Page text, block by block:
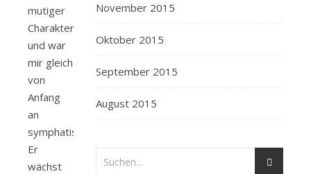
mutiger
Charakter
und war
mir gleich
von
Anfang
an
symphatisch.
Er
wächst
November 2015
Oktober 2015
September 2015
August 2015